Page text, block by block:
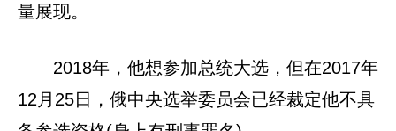
量展现。
2018年，他想参加总统大选，但在2017年
12月25日，俄中央选举委员会已经裁定他不具